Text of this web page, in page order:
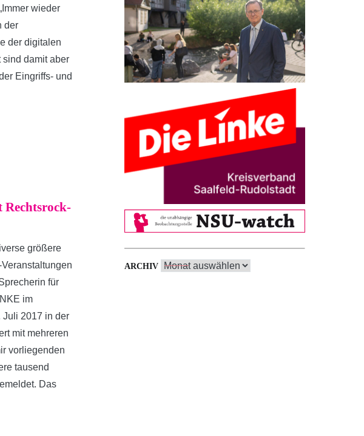
wieder
der
der digitalen
sind damit aber
Eingriffs- und
größere
für
im
Juli 2017 in der
mit mehreren
vorliegenden
tausend
Das
ARCHIV Archiv